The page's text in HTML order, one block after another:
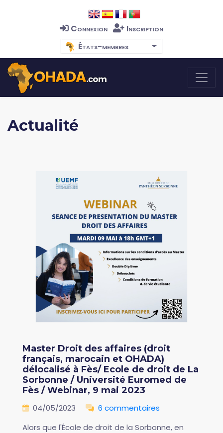
Connexion
Inscription
États-membres
Actualité
Master Droit des affaires (droit
français, marocain et OHADA)
délocalisé à Fès/ Ecole de droit de La
Sorbonne / Université Euromed de
Fès / Webinar, 9 mai 2023
04/05/2023
6 commentaires
Alors que l'École de droit de la Sorbonne, en